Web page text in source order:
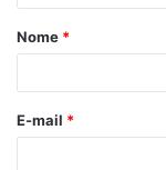
á
r
*
Nome *
E-mail *